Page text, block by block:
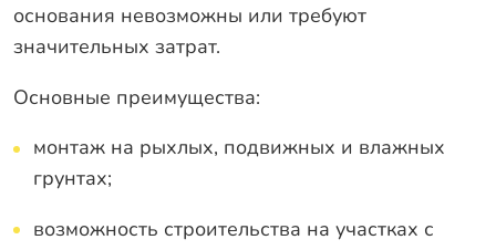
основания невозможны или требуют
значительных затрат.
Основные преимущества:
монтаж на рыхлых, подвижных и влажных
грунтах;
возможность строительства на участках с